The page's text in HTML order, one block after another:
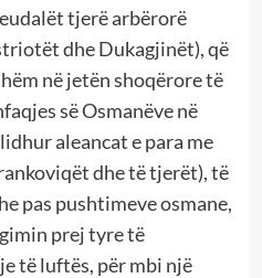
tjerë arbërorë
dhe Dukagjinët), që
në jetën shoqërore të
së Osmanëve në
aleancat e para me
dhe të tjerët), të
pas pushtimeve osmane,
prej tyre të
të luftës, për mbi një